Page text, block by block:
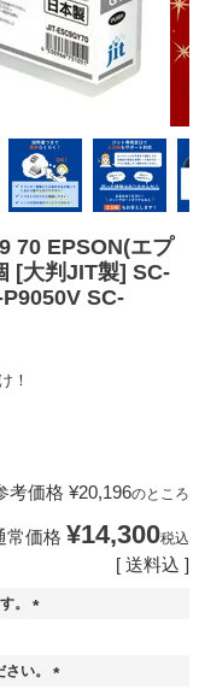
70 EPSON(エプ
[大判JIT製] SC-
SC-
！
考価格 ¥20,196のところ
常価格 ¥14,300税込
送料込
。
須
い。